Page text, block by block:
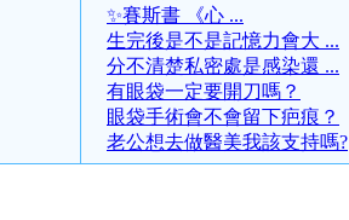
✨賽斯書 《心 ...
生完後是不是記憶力會大 ...
分不清楚私密處是感染還 ...
有眼袋一定要開刀嗎？
眼袋手術會不會留下疤痕？
老公想去做醫美我該支持嗎?